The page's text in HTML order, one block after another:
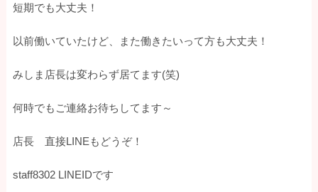
短期でも大丈夫！
以前働いていたけど、また働きたいって方も大丈夫！
みしま店長は変わらず居てます(笑)
何時でもご連絡お待ちしてます～
店長 直接LINEもどうぞ！
staff8302 LINEIDです